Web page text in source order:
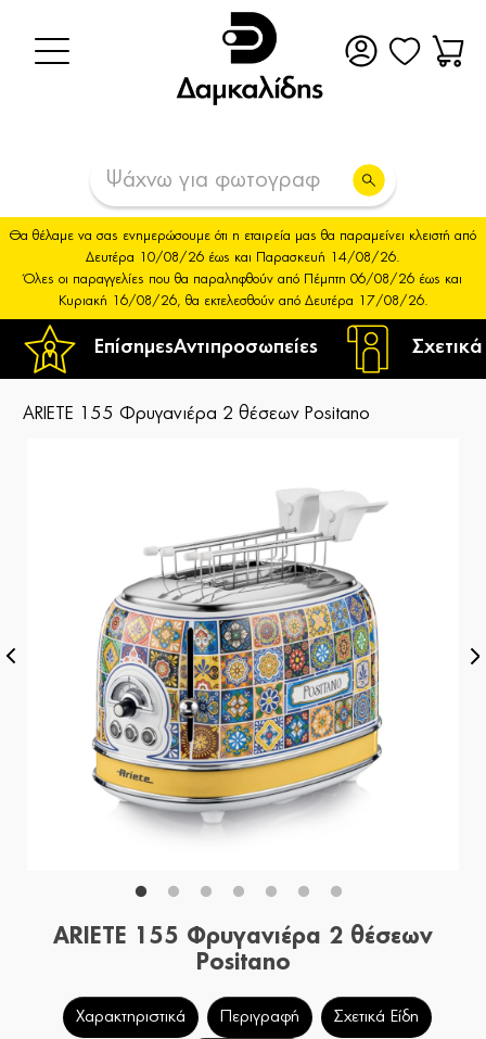
ΕπίσημεςΑντιπροσωπείες
Θα θέλαμε να σας ενημερώσουμε ότι η εταιρεία μας θα παραμείνει κλειστή από
Δευτέρα 10/08/26 έως και Παρασκευή 14/08/26.
Όλες οι παραγγελίες που θα παραληφθούν από Πέμπτη 06/08/26 έως και
Κυριακή 16/08/26, θα εκτελεσθούν από Δευτέρα 17/08/26.
ARIETE 155 Φρυγανιέρα 2 θέσεων Positano
ARIETE 155 Φρυγανιέρα 2 θέσεων
Positano
Χαρακτηριστικά Περιγραφή Σχετικά Είδη